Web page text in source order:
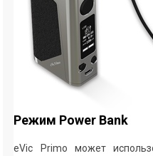
Режим Power Bank
eVic Primo может